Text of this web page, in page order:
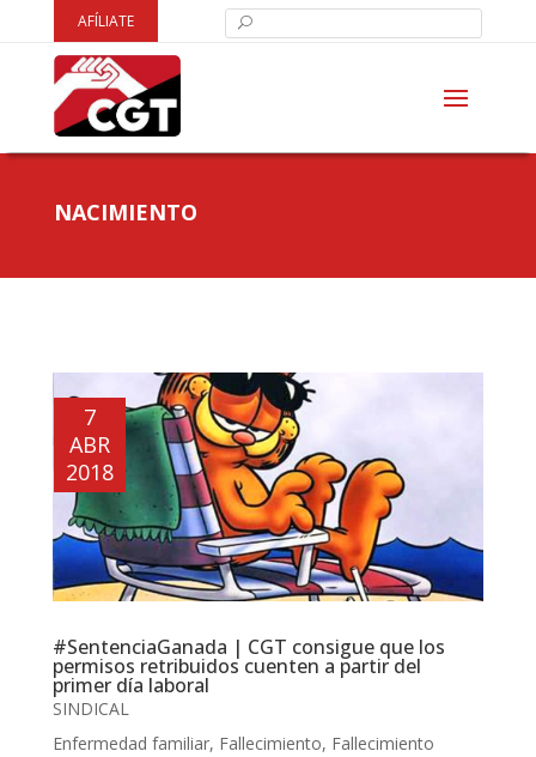
AFÍLIATE
NACIMIENTO
#SentenciaGanada | CGT consigue que los
permisos retribuidos cuenten a partir del
primer día laboral
7
ABR
2018
SINDICAL
Enfermedad familiar, Fallecimiento, Fallecimiento